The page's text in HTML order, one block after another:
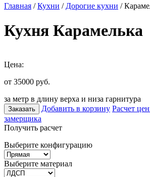
Главная /Кухни / Дорогие кухни /
Кухня Карамелька
Цена:
от 35000 руб.
за метр в длину верха и низа гарнитура
Заказать Добавить в корзину Расчет
замерщика
Получить расчет
Выберите конфигурацию
Выберите материал